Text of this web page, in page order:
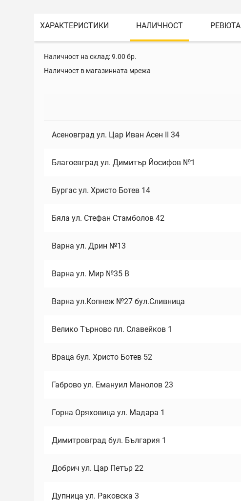
ХАРАКТЕРИСТИКИ НАЛИЧНОСТ РЕВЮТА
Наличност на склад:9.00 бр.
Наличност в магазинната мрежа
Асеновград ул. Цар Иван Асен II 34
Благоевград ул. Димитър Йосифов №1
Бургас ул. Христо Ботев 14
Бяла ул. Стефан Стамболов 42
Варна ул. Дрин №13
Варна ул. Мир №35 В
Варна ул.Копнеж №27 бул.Сливница
Велико Търново пл. Славейков 1
Враца бул. Христо Ботев 52
Габрово ул. Емануил Манолов 23
Горна Оряховица ул. Мадара 1
Димитровград бул. България 1
Добрич ул. Цар Петър 22
Дупница ул. Раковска 3